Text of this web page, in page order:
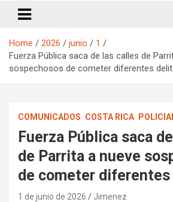
Home 2026 junio
1
Fuerza Pública saca de las calles de
sospechosos de cometer diferentes
COMUNICADOS COSTA RICA
Fuerza Pública saca
de Parrita a nueve
de cometer
1 de junio de 2026 Jimenez